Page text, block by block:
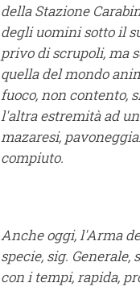
della Stazione
degli uomini sotto il
privo di scrupoli, ma
quella del mondo
fuoco, non contento,
l'altra estremità ad
mazaresi,
compiuto.
Anche oggi, l'Arma
specie, sig.
con i tempi, rapida,